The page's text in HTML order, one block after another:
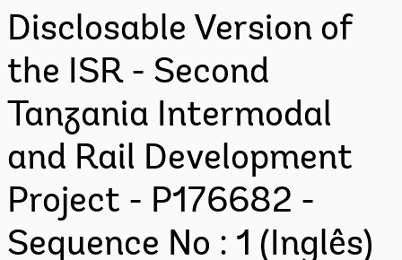
Disclosable Version of
the ISR - Second
Tanzania Intermodal
and Rail Development
Project - P176682 -
Sequence No : 1 (Inglês)